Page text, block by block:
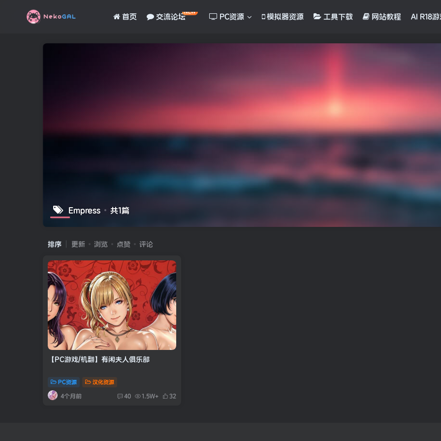
首页 交流论坛
NEW
PC资源 模拟器资源 工具下载 网站教程 AI R18
Empress 共1篇
排序 更新 浏览 点赞 评论
【PC游戏/机翻】有闲夫人俱乐部
PC资源 汉化资源
4个月前 40 1.5W+ 32